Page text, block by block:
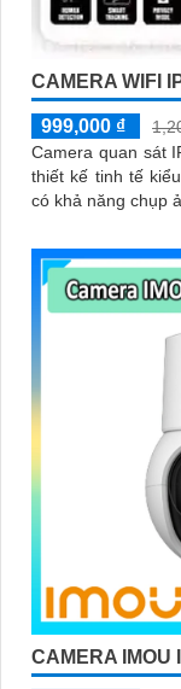
CAMERA WIFI
999,000 ₫
Camera quan sát
thiết kế tinh tế kiểu Cube. Với độ phân giải
có khả năng chụp
CAMERA IMOU